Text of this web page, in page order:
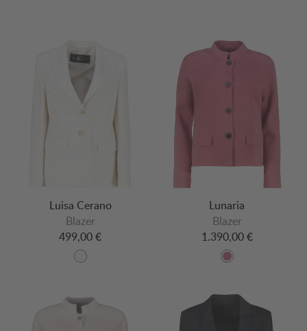
Luisa Cerano
Blazer
499,00 €
Lunaria
Blazer
1.390,00 €